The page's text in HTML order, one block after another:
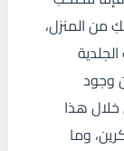
من المنزل،
وجود
هذا
وما